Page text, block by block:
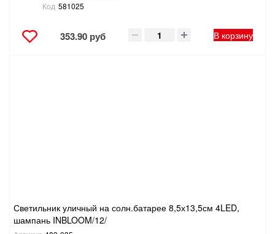
Код 581025
353.90 руб В корзину
Светильник уличный на солн.батарее 8,5х13,5см 4LED,
шампань INBLOOM/12/